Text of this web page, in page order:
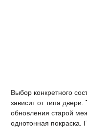
Выбор конкретного
зависит от типа
обновления старой
однотонная покраска.